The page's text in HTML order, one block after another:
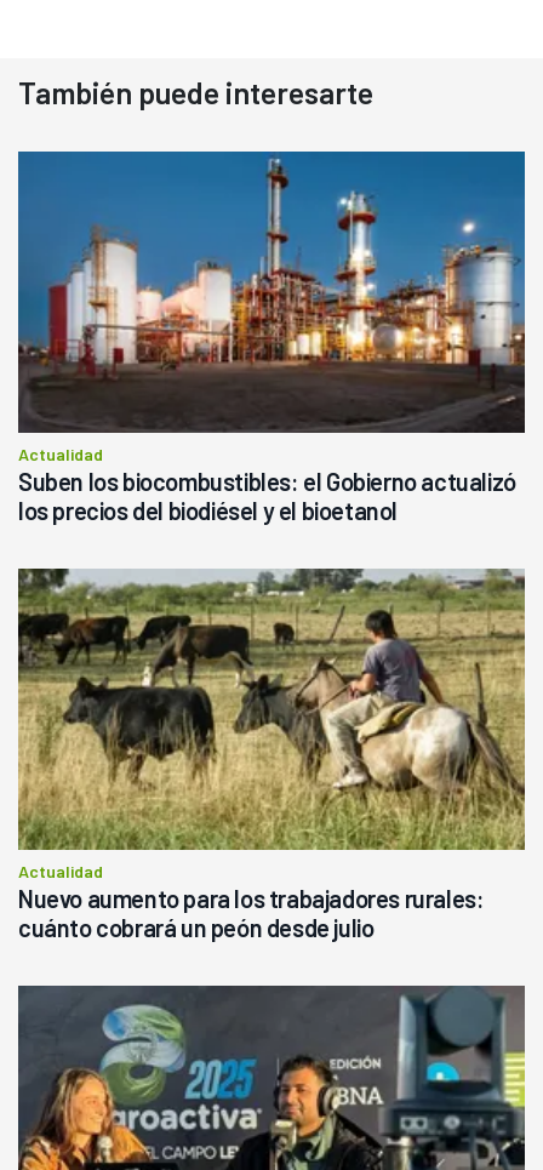
También puede interesarte
Actualidad
Suben los biocombustibles: el Gobierno actualizó
los precios del biodiésel y el bioetanol
Actualidad
Nuevo aumento para los trabajadores rurales:
cuánto cobrará un peón desde julio